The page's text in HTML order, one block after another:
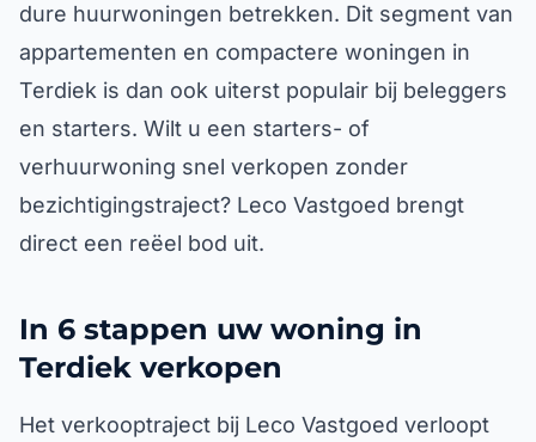
dure huurwoningen betrekken. Dit segment van
appartementen en compactere woningen in
Terdiek is dan ook uiterst populair bij beleggers
en starters. Wilt u een starters- of
verhuurwoning snel verkopen zonder
bezichtigingstraject? Leco Vastgoed brengt
direct een reëel bod uit.
In 6 stappen uw woning in
Terdiek verkopen
Het verkooptraject bij Leco Vastgoed verloopt